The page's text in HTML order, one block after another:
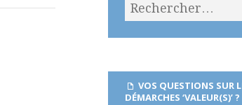
VOS QUESTIONS SUR
DÉMARCHES ‘VALEUR(S)’ ?